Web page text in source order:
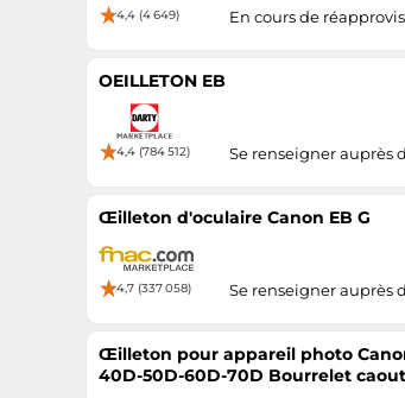
4,4 (4 649) En cours de
OEILLETON EB
4,4 (784 512) Se renseigner auprès
Œilleton d'oculaire Canon EB G
4,7 (337 058) Se renseigner auprès
Œilleton pour appareil photo
40D-50D-60D-70D Bourrelet